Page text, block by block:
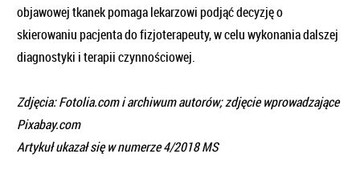
objawowej tkanek pomaga lekarzowi podjąć decyzję o
skierowaniu pacjenta do fizjoterapeuty, w celu wykonania dalszej
diagnostyki i terapii czynnościowej.
Zdjęcia: Fotolia.com i archiwum autorów; zdjęcie wprowadzające
Pixabay.com
Artykuł ukazał się w numerze 4/2018 MS